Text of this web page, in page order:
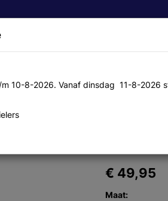
Contact
€ 49,95
Maat:
10-8-2026. Vanaf dinsdag 11-8-2026